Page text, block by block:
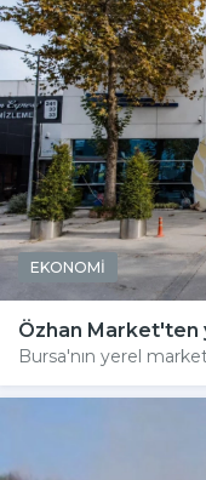
EKONOMİ
Özhan Market'ten
Bursa'nın yerel